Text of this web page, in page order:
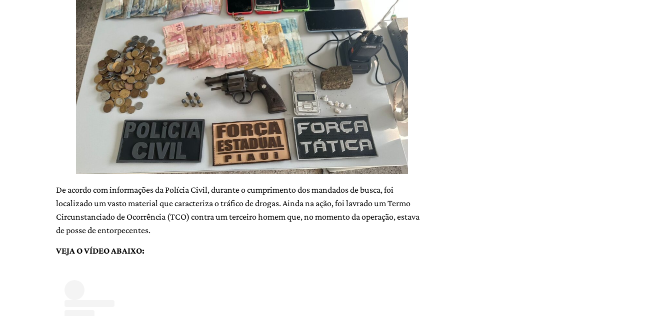
De acordo com informações da Polícia Civil, durante o cumprimento dos mandados de busca, foi
localizado um vasto material que caracteriza o tráfico de drogas. Ainda na ação, foi lavrado um Termo
Circunstanciado de Ocorrência (TCO) contra um terceiro homem que, no momento da operação, estava
de posse de entorpecentes.
VEJA O VÍDEO ABAIXO: